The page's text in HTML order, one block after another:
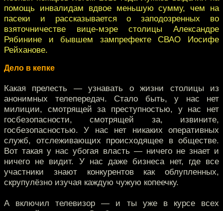
помощь инвалидам вдвое меньшую сумму, чем на
пасеки и рассказывается о заподозренных во
взяточничестве вице-мэре столицы Александре
Рябинине и бывшем зампрефекте СВАО Иосифе
Рейханове.
Дело в кепке
Какая прелесть — узнавать о жизни столицы из
анонимных телепередач. Стало быть, у нас нет
милиции, смотрящей за преступностью, у нас нет
госбезопасности, смотрящей за, извините,
госбезопасностью. У нас нет никаких оперативных
служб, отслеживающих происходящее в обществе.
Вот такая у нас убогая власть — ничего не знает и
ничего не видит. У нас даже бизнеса нет, где все
участники знают конкурентов как облупленных,
скрупулёзно изучая каждую чужую копеечку.
А включил телевизор — и ты уже в курсе всех